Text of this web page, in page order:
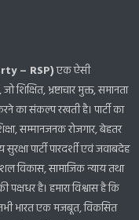
– RSP)एक ऐसी
शिक्षित, भ्रष्टाचार मुक्त, समानता
का संकल्प रखती है। पार्टी का
सम्मानजनक रोजगार, बेहतर
पार्टी पारदर्शी एवं जवाबदेह
विकास, सामाजिक न्याय तथा
है। हमारा विश्वास है कि
भारत एक मजबूत, विकसित